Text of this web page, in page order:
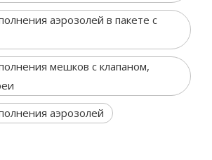
аэрозолей в пакете с
мешков с клапаном,
аэрозолей